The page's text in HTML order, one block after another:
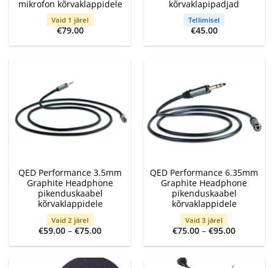
mikrofon kõrvaklappidele
Vaid 1 järel
€79.00
kõrvaklapipadjad
Tellimisel
€45.00
QED Performance 3.5mm
Graphite Headphone
pikenduskaabel
kõrvaklappidele
Vaid 2 järel
€59.00 – €75.00Price
€59.00
€75.00
QED Performance 6.35mm
Graphite Headphone
pikenduskaabel
kõrvaklappidele
Vaid 3 järel
€75.00 – €95.00Price
€75.00